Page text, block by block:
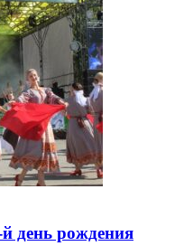
день рождения